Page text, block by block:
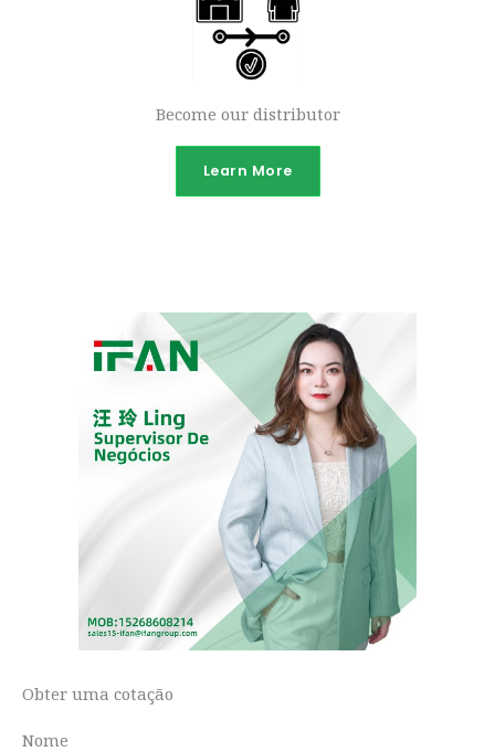
Become our distributor
Learn More
Obter uma cotação
Nome